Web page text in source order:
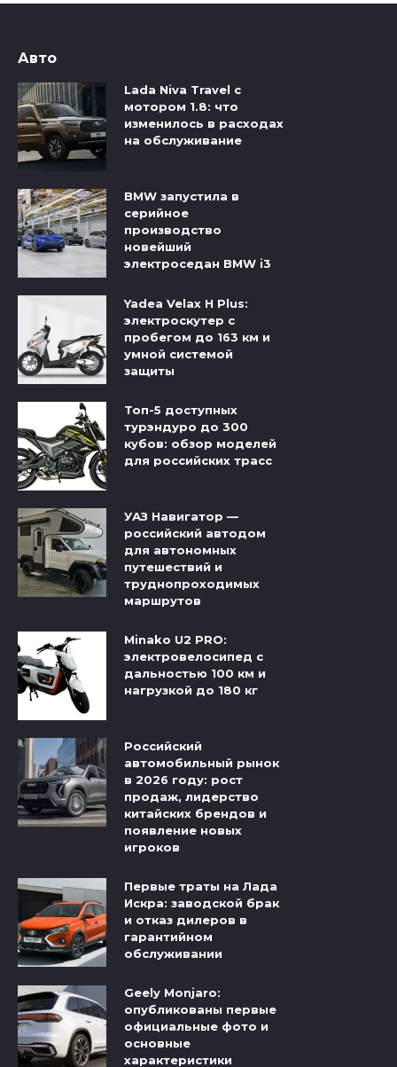
Авто
Lada Niva Travel с
мотором 1.8: что
изменилось в расходах
на обслуживание
BMW запустила в
серийное
производство
новейший
электроседан BMW i3
Yadea Velax H Plus:
электроскутер с
пробегом до 163 км и
умной системой
защиты
Топ-5 доступных
турэндуро до 300
кубов: обзор моделей
для российских трасс
УАЗ Навигатор —
российский автодом
для автономных
путешествий и
труднопроходимых
маршрутов
Minako U2 PRO:
электровелосипед с
дальностью 100 км и
нагрузкой до 180 кг
Российский
автомобильный рынок
в 2026 году: рост
продаж, лидерство
китайских брендов и
появление новых
игроков
Первые траты на Лада
Искра: заводской брак
и отказ дилеров в
гарантийном
обслуживании
Geely Monjaro:
опубликованы первые
официальные фото и
основные
характеристики